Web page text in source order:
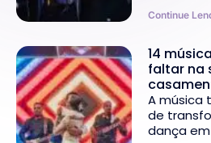
Continue
14
faltar na
A música
de
dança